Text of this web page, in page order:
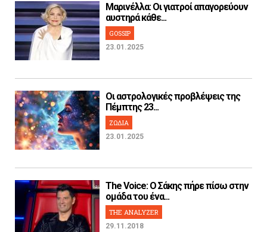
Μαρινέλλα: Οι γιατροί απαγορεύουν
αυστηρά κάθε...
GOSSIP
23.01.2025
Οι αστρολογικές προβλέψεις της
Πέμπτης 23...
ΖΩΔΙΑ
23.01.2025
The Voice: Ο Σάκης πήρε πίσω στην
ομάδα του ένα...
THE ANALYZER
29.11.2018